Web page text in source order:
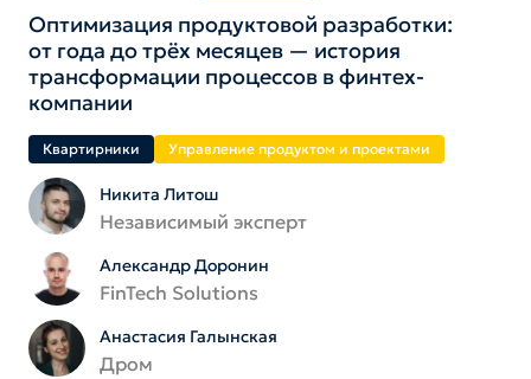
Оптимизация продуктовой разработки:
от года до трёх месяцев — история
трансформации процессов в финтех-
компании
Квартирники Управление продуктом и проектами
Никита Литош
Независимый эксперт
Александр Доронин
FinTech Solutions
Анастасия Галынская
Дром